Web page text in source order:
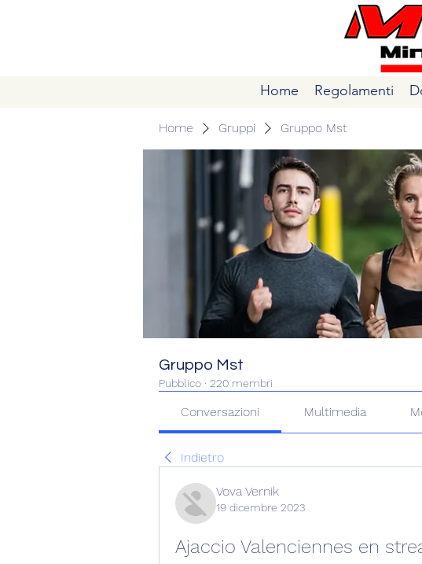
Home Regolamenti
Home Gruppi Gruppo Mst
Gruppo Mst
Pubblico · 220 membri
Conversazioni Multimedia
Indietro
Vova Vernik
19 dicembre 2023
Ajaccio Valenciennes en